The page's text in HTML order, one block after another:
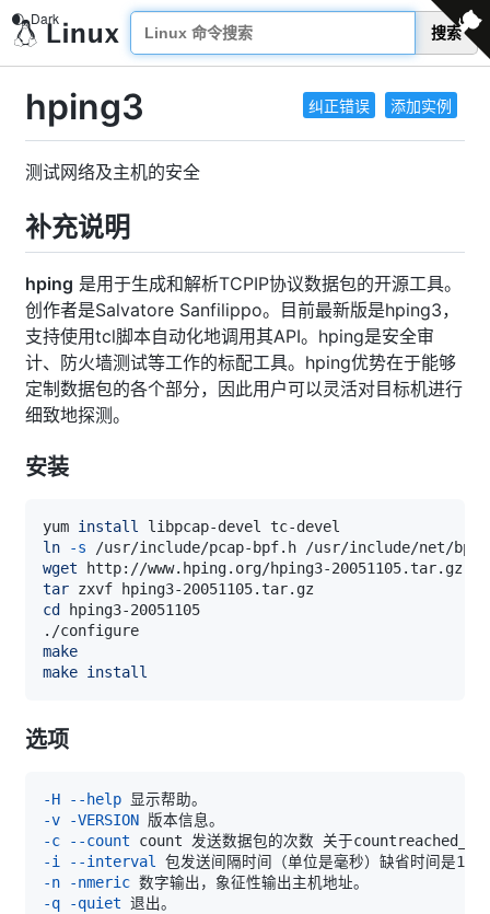
搜索
纠正错误 添加实例
hping3
测试网络及主机的安全
补充说明
hping 是用于生成和解析TCPIP协议数据包的开源工具。
创作者是Salvatore Sanfilippo。目前最新版是hping3，
支持使用tcl脚本自动化地调用其API。hping是安全审
计、防火墙测试等工作的标配工具。hping优势在于能够
定制数据包的各个部分，因此用户可以灵活对目标机进行
细致地探测。
安装
yum install
ln
-s
wget
tar
cd
make
make install
选项
-H --help
-v
-VERSION
-c
--count
-i
--interval
-n
-nmeric
-q
-quiet